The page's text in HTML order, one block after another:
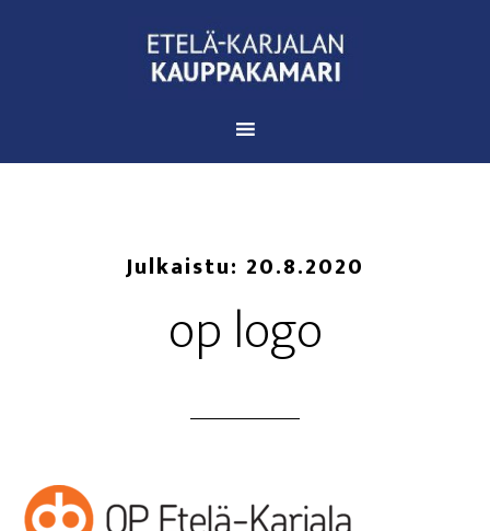
Julkaistu: 20.8.2020
op logo